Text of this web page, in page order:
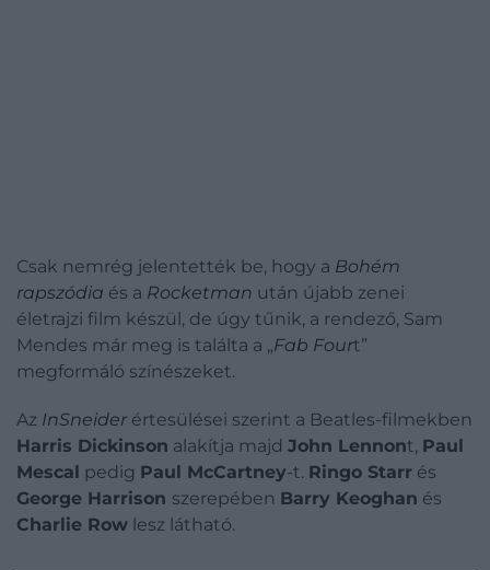
Csak nemrég jelentették be, hogy a Bohém
rapszódia és a Rocketman után újabb zenei
életrajzi film készül, de úgy tűnik, a rendező, Sam
Mendes már meg is találta a „Fab Fourt”
megformáló színészeket.
Az InSneider értesülései szerint a Beatles-filmekben
Harris Dickinson alakítja majd John Lennont, Paul
Mescal pedig Paul McCartney-t. Ringo Starr és
George Harrison szerepében Barry Keoghan és
Charlie Row lesz látható.